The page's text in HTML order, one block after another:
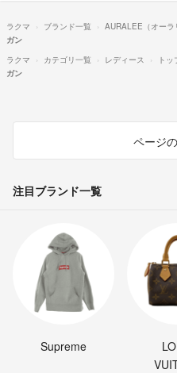
ラクマ ブランド一覧 AURALEE（オーラ
ガン
ラクマ
カテゴリ一覧 レディース トッ
ガン
ページ
注目ブランド一覧
Supreme